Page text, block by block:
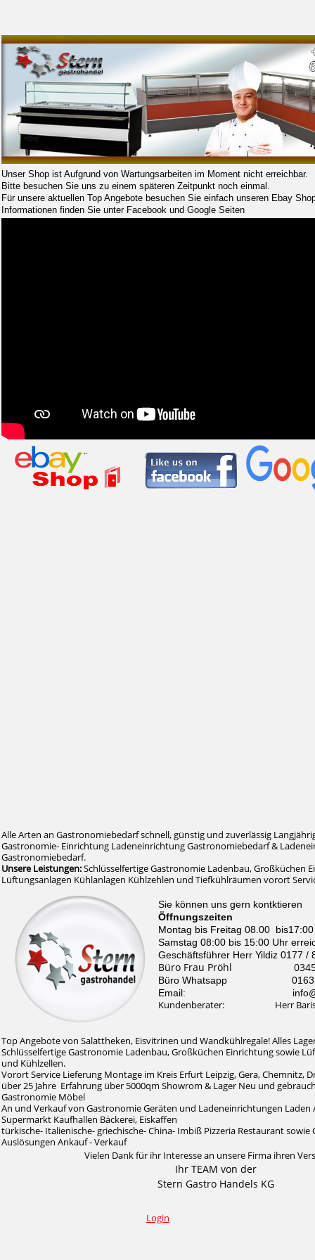
Unser Shop ist Aufgrund von Wartungsarbeiten im Moment nicht erreichbar.
Bitte besuchen Sie uns zu einem späteren Zeitpunkt noch einmal.
Für unsere aktuellen Top Angebote besuchen Sie einfach unseren Ebay
Informationen finden Sie unter Facebook und Google Seiten
Alle Arten an Gastronomiebedarf schnell, günstig und zuverlässig
Gastronomie- Einrichtung Ladeneinrichtung Gastronomiebedarf &
Gastronomiebedarf.
Unsere Leistungen:Schlüsselfertige Gastronomie Ladenbau, Großküchen
Lüftungsanlagen Kühlanlagen Kühlzehlen und Tiefkühlräumen vorort
Sie können uns gern kontktieren
Öffnungszeiten
Montag bis Freitag 08.00
Samstag 08:00 bis 15:00 Uhr
Geschäftsführer Herr Yildiz 0177 /
Büro Frau Pröhl 0345 /
Büro Whatsapp 0163 /
Email: info@stern-
Kundenberater: Herr Baris
Top Angebote von Salattheken, Eisvitrinen und Wandkühlregale! Alles
Schlüsselfertige Gastronomie Ladenbau, Großküchen Einrichtung sowie
und Kühlzellen.
Vorort Service Lieferung Montage im Kreis Erfurt Leipzig, Gera, Chemnitz,
über 25 Jahre Erfahrung über 5000qm Showrom & Lager Neu und
Gastronomie Möbel
An und Verkauf von Gastronomie Geräten und Ladeneinrichtungen
Supermarkt Kaufhallen Bäckerei, Eiskaffen
türkische- Italienische- griechische- China- Imbiß Pizzeria Restaurant sowie
Auslösungen Ankauf - Verkauf
Vielen Dank für ihr Interesse an unsere Firma ihren
Ihr TEAM von der
Stern Gastro Handels KG
Login